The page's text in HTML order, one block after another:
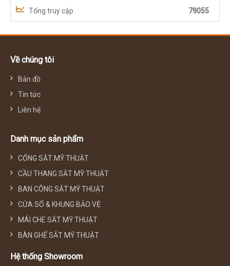
Tổng truy cập
79055
Về chúng tôi
Bản đồ
Tin tức
Liên hệ
Danh mục sản phẩm
CỔNG SẮT MỸ THUẬT
CẦU THANG SẮT MỸ THUẬT
BAN CÔNG SẮT MỸ THUẬT
CỬA SỔ & KHUNG BẢO VỆ
MÁI CHE SẮT MỸ THUẬT
BÀN GHẾ SẮT MỸ THUẬT
Hệ thống Showroom